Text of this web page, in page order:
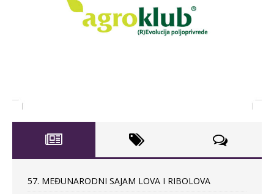
57. MEĐUNARODNI SAJAM LOVA I RIBOLOVA